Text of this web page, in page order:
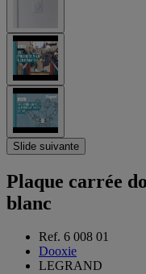
Slide suivante
Plaque carrée
blanc
Ref. 6 008 01
Dooxie
LEGRAND